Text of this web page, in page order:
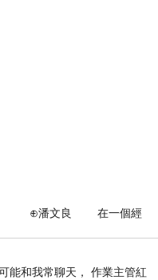
一個經
能和我常聊天， 作業主管紅